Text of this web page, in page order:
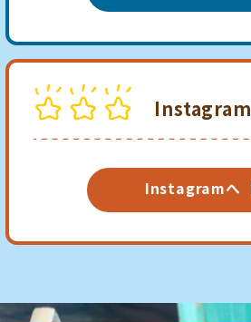
Instagram
Instagramへ